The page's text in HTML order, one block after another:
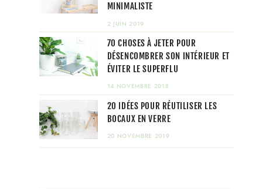
MINIMALISTE
2 JUIN 2019
70 CHOSES À JETER POUR
DÉSENCOMBRER SON INTÉRIEUR ET
ÉVITER LE SUPERFLU
14 NOVEMBRE 2018
20 IDÉES POUR RÉUTILISER LES
BOCAUX EN VERRE
20 NOVEMBRE 2019